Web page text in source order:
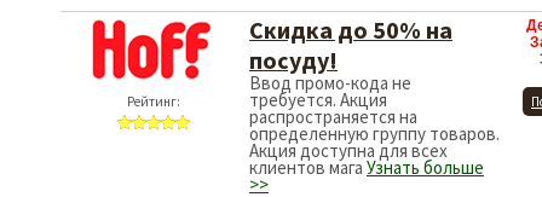
Рейтинг:
Скидка до 50% на
посуду!
Ввод промо-кода не
требуется. Акция
распространяется на
определенную группу товаров.
Акция доступна для всех
клиентов мага Узнать больше
>>